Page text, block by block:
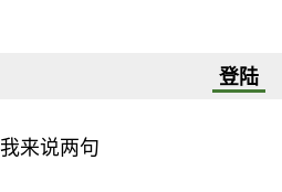
登陆
我来说两句